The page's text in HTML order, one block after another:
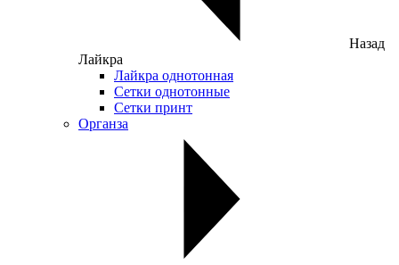
Назад
Лайкра
Лайкра однотонная
Сетки однотонные
Сетки принт
Органза